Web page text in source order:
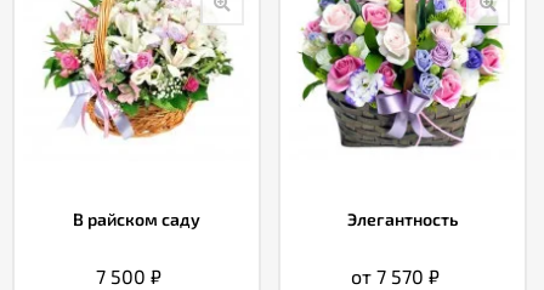
В райском саду
7 500₽
Элегантность
от 7 570 ₽